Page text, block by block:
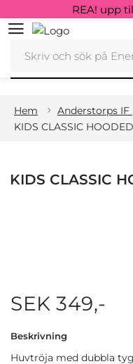
REA! upp
Hem Anderstorps IF
KIDS CLASSIC
KIDS CLASSIC
SEK 349,-
Beskrivning
Huvtröja med dubbla